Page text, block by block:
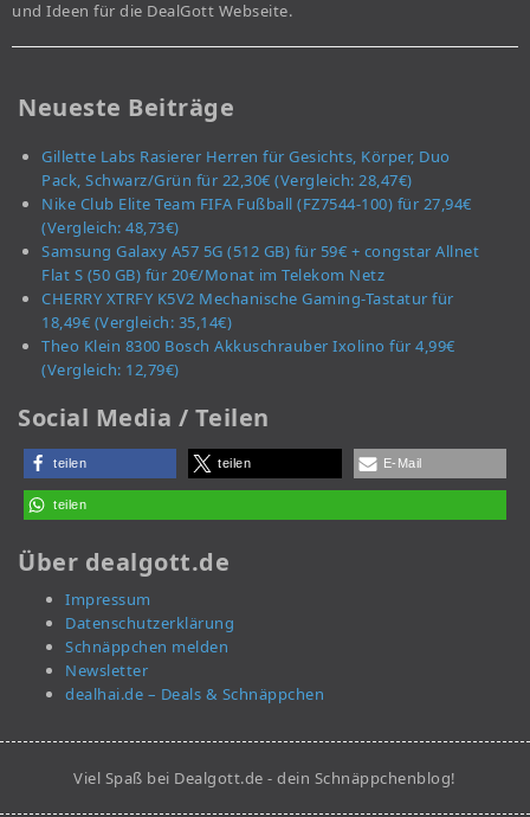
und Ideen für die DealGott Webseite.
Neueste Beiträge
Gillette Labs Rasierer Herren für Gesichts, Körper, Duo
Pack, Schwarz/Grün für 22,30€ (Vergleich: 28,47€)
Nike Club Elite Team FIFA Fußball (FZ7544-100) für 27,94€
(Vergleich: 48,73€)
Samsung Galaxy A57 5G (512 GB) für 59€ + congstar Allnet
Flat S (50 GB) für 20€/Monat im Telekom Netz
CHERRY XTRFY K5V2 Mechanische Gaming-Tastatur für
18,49€ (Vergleich: 35,14€)
Theo Klein 8300 Bosch Akkuschrauber Ixolino für 4,99€
(Vergleich: 12,79€)
Social Media / Teilen
teilen teilen E-Mail
teilen
Über dealgott.de
Impressum
Datenschutzerklärung
Schnäppchen melden
Newsletter
dealhai.de – Deals & Schnäppchen
Viel Spaß bei Dealgott.de - dein Schnäppchenblog!